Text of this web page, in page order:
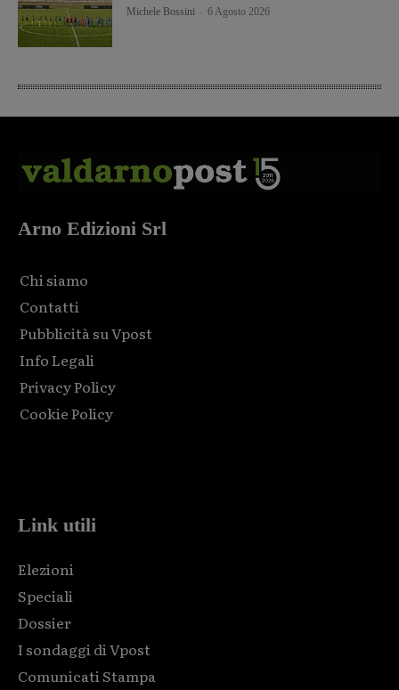
Michele Bossini 6 Agosto 2026
Arno Edizioni Srl
Chi siamo
Contatti
Pubblicità su Vpost
Info Legali
Privacy Policy
Cookie Policy
Link utili
Elezioni
Speciali
Dossier
I sondaggi di Vpost
Comunicati Stampa